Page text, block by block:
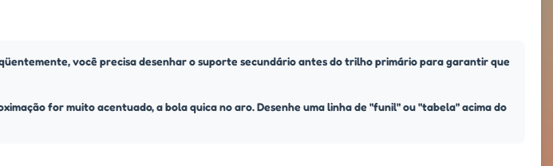
você precisa desenhar o suporte secundário antes do trilho primário para garantir que
for muito acentuado, a bola quica no aro. Desenhe uma linha de "funil" ou "tabela" acima do